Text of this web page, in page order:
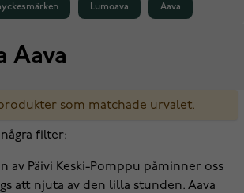
Lumoava Aava
Aava
som matchade urvalet.
filter:
av Päivi Keski-Pomppu påminner oss
att njuta av den lilla stunden. Aava